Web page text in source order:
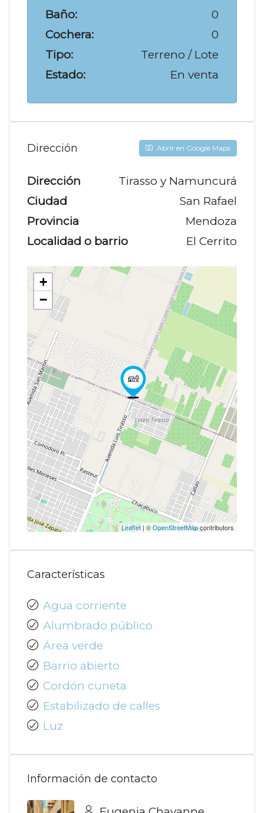
Baño:
0
Cochera:
0
Tipo:
Terreno / Lote
Estado:
En venta
Dirección Abrir en Google Maps
Dirección
Tirasso y Namuncurá
Ciudad
San Rafael
Provincia
Mendoza
Localidad o barrio
El Cerrito
+
−
Leaflet | ©OpenStreetMapcontributors
Características
Agua corriente
Alumbrado público
Área verde
Barrio abierto
Cordón cuneta
Estabilizado de calles
Luz
Información de contacto